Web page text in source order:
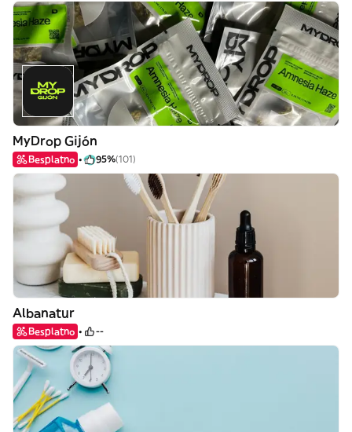
MyDrop Gijón
Besplatno 95%(101)
Albanatur
Besplatno --